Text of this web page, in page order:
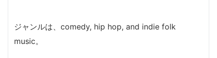
ジャンルは、comedy, hip hop, and indie folk
music。